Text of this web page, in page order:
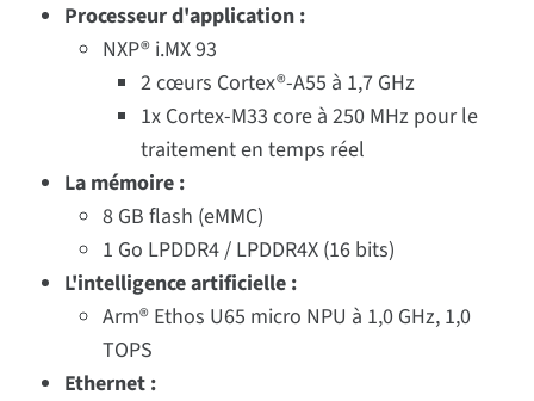
Processeur d'application :
NXP® i.MX 93
2 cœurs Cortex®-A55 à 1,7 GHz
1x Cortex-M33 core à 250 MHz pour le
traitement en temps réel
La mémoire :
8 GB flash (eMMC)
1 Go LPDDR4 / LPDDR4X (16 bits)
L'intelligence artificielle :
Arm® Ethos U65 micro NPU à 1,0 GHz, 1,0
TOPS
Ethernet :